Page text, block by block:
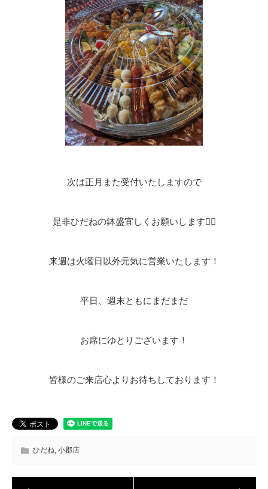
次は正月また受付いたしますので
是非ひだねの鉢盛宜しくお願いします🙇‍♂
来週は火曜日以外元気に営業いたします！
平日、週末ともにまだまだ
お席にゆとりございます！
皆様のご来店心よりお待ちしております！
ひだね 小郡店